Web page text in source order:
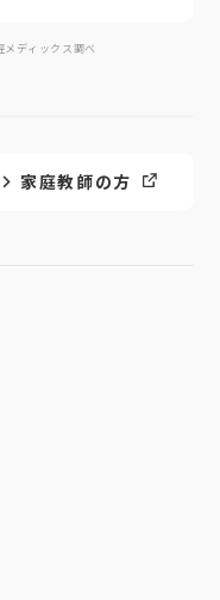
ディックス調べ
家庭教師の方